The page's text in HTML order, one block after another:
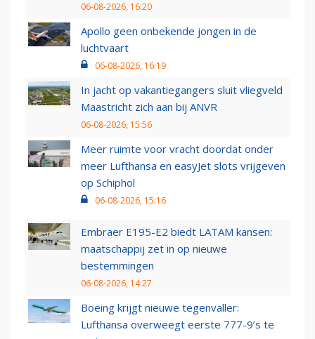
06-08-2026, 16:20
Apollo geen onbekende jongen in de
luchtvaart
06-08-2026, 16:19
In jacht op vakantiegangers sluit vliegveld
Maastricht zich aan bij ANVR
06-08-2026, 15:56
Meer ruimte voor vracht doordat onder
meer Lufthansa en easyJet slots vrijgeven
op Schiphol
06-08-2026, 15:16
Embraer E195-E2 biedt LATAM kansen:
maatschappij zet in op nieuwe
bestemmingen
06-08-2026, 14:27
Boeing krijgt nieuwe tegenvaller:
Lufthansa overweegt eerste 777-9’s te